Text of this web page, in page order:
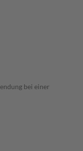
bei einer